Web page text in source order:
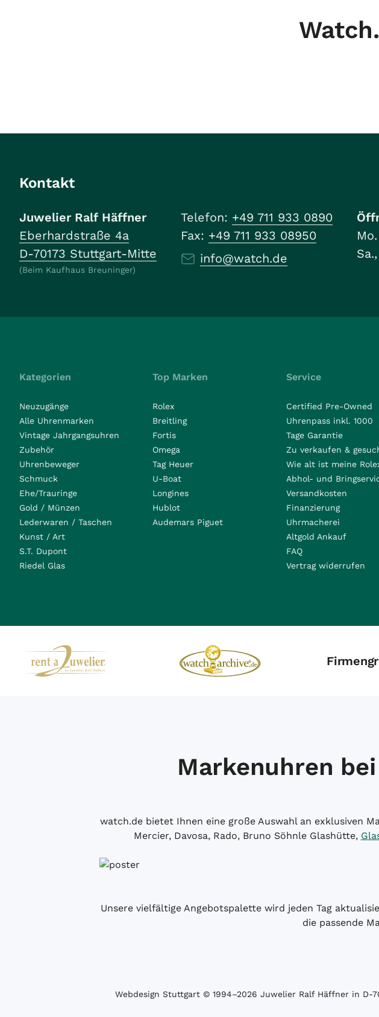
Kontakt
Juwelier Ralf Häffner
Eberhardstraße 4a
D-70173 Stuttgart-Mitte
(Beim Kaufhaus Breuninger)
Telefon: +49 711 933 0890
Fax: +49 711 933 08950
info@watch.de
Kategorien
Neuzugänge
Alle Uhrenmarken
Vintage Jahrgangsuhren
Zubehör
Uhrenbeweger
Schmuck
Ehe/Trauringe
Gold / Münzen
Lederwaren / Taschen
Kunst / Art
S.T. Dupont
Riedel Glas
Top Marken
Rolex
Breitling
Fortis
Omega
Tag Heuer
U-Boat
Longines
Hublot
Audemars Piguet
Service
Certified Pre-Owned
Uhrenpass inkl. 1000
Tage Garantie
Zu verkaufen &
Wie alt ist meine
Abhol- und
Versandkosten
Finanzierung
Uhrmacherei
Altgold Ankauf
FAQ
Vertrag widerrufen
Markenuhren
watch.de bietet Ihnen eine große Auswahl an exklusiven
Mercier, Davosa, Rado, Bruno Söhnle Glashütte,
Unsere vielfältige Angebotspalette wird jeden Tag
die passende
Webdesign Stuttgart© 1994­–2026 Juwelier Ralf Häffner in D-